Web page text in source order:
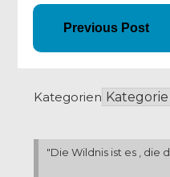
Previous Post
Kategorien
"Die Wildnis ist es , die